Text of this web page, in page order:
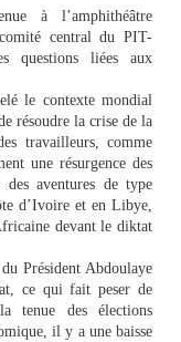
à l’amphithéâtre
central du PIT-
questions liées aux
le contexte mondial
résoudre la crise de la
travailleurs, comme
une résurgence des
des aventures de type
d’Ivoire et en Libye,
devant le diktat
Président Abdoulaye
ce qui fait peser de
tenue des élections
il y a une baisse